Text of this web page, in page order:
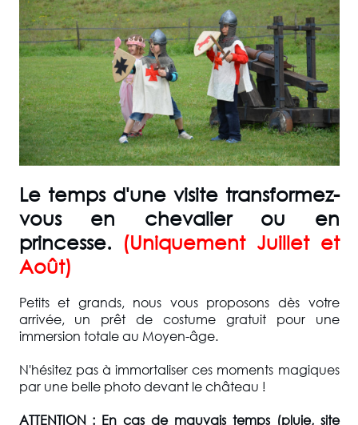
Le temps d'une visite transformez-
vous en chevalier ou en
princesse. (Uniquement Juillet et
Août)
Petits et grands, nous vous proposons dès votre
arrivée, un prêt de costume gratuit pour une
immersion totale au Moyen-âge.
N'hésitez pas à immortaliser ces moments magiques
par une belle photo devant le château !
ATTENTION : En cas de mauvais temps (pluie, site